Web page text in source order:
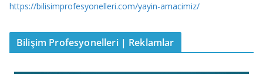
https://bilisimprofesyonelleri.com/yayin-amacimiz/
Bilişim Profesyonelleri | Reklamlar